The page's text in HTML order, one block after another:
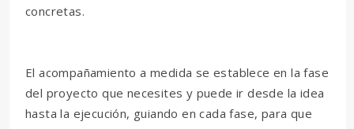
concretas.
El acompañamiento a medida se establece en la fase
del proyecto que necesites y puede ir desde la idea
hasta la ejecución, guiando en cada fase, para que